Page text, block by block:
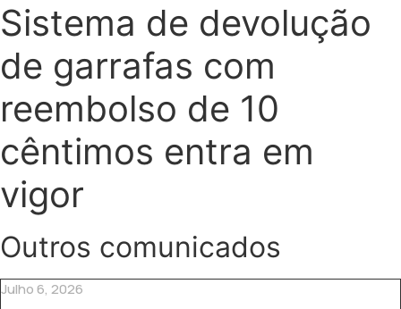
Sistema de devolução
de garrafas com
reembolso de 10
cêntimos entra em
vigor
Outros comunicados
Julho 6, 2026